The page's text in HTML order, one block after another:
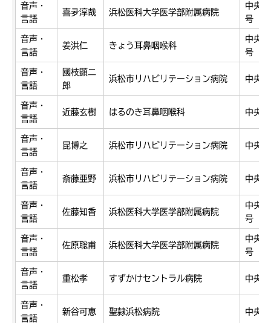
音声・
言語
喜夛淳哉 浜松医科大学医学部附属病院
中央
号
音声・
言語
姜洪仁 きょう耳鼻咽喉科
中央
号
音声・
言語
國枝顕二
郎
浜松市リハビリテーション病院 中央
音声・
言語
近藤玄樹 はるのき耳鼻咽喉科 中央
音声・
言語
昆博之 浜松市リハビリテーション病院 中央
音声・
言語
斎藤亜野 浜松市リハビリテーション病院 中央
音声・
言語
佐藤知香 浜松医科大学医学部附属病院
中央
号
音声・
言語
佐原聡甫 浜松医科大学医学部附属病院
中央
号
音声・
言語
重松孝 すずかけセントラル病院 中央
音声・
言語
新谷可恵 聖隷浜松病院 中央